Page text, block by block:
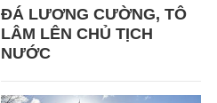
ĐÁ LƯƠNG CƯỜNG, TÔ
LÂM LÊN CHỦ TỊCH
NƯỚC